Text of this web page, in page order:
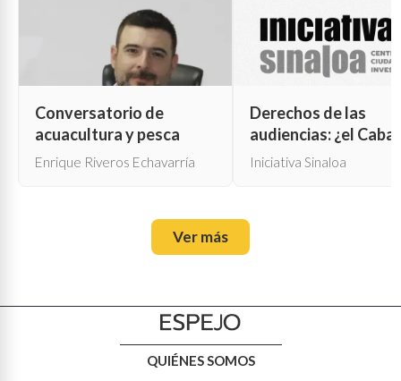
Conversatorio de
acuacultura y pesca
Enrique Riveros Echavarría
Derechos de las
audiencias: ¿el
de Troya para la
Iniciativa Sinaloa
Ver más
QUIÉNES SOMOS